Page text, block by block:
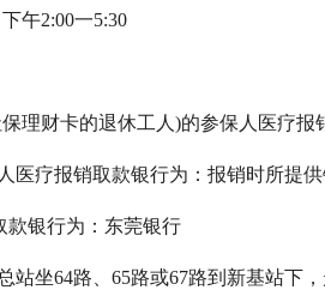
午2:00一5:30
理财卡的退休工人)的参保人医疗报
医疗报销取款银行为：报销时所提
款银行为：东莞银行
站坐64路、65路或67路到新基站下